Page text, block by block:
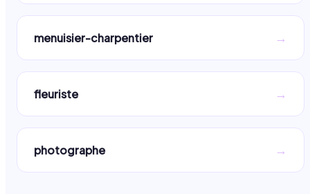
menuisier-charpentier →
fleuriste →
photographe →